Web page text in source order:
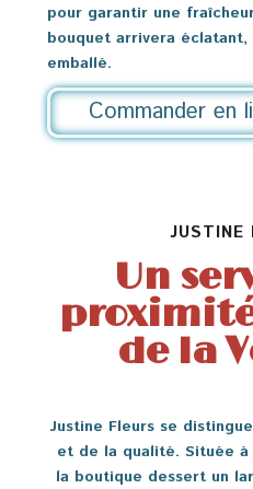
pour garantir une
bouquet arrivera
emballé.
Commander en
JUSTINE
Un
de la
Justine Fleurs se
et de la qualité. Située
la boutique dessert un